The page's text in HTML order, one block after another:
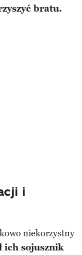
bratu.
i
niekorzystny
ich sojusznik